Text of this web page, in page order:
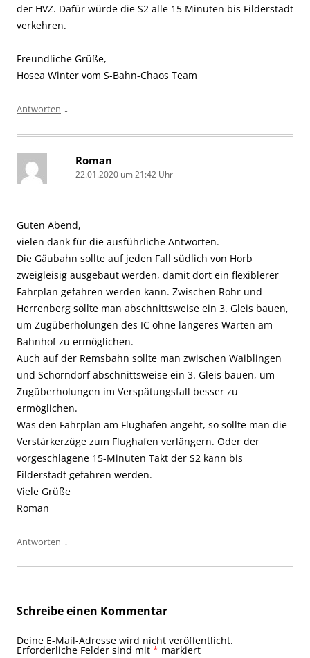
der HVZ. Dafür würde die S2 alle 15 Minuten bis Filderstadt
verkehren.
Freundliche Grüße,
Hosea Winter vom S-Bahn-Chaos Team
Antworten ↓
Roman
22.01.2020 um 21:42 Uhr
Guten Abend,
vielen dank für die ausführliche Antworten.
Die Gäubahn sollte auf jeden Fall südlich von Horb
zweigleisig ausgebaut werden, damit dort ein flexiblerer
Fahrplan gefahren werden kann. Zwischen Rohr und
Herrenberg sollte man abschnittsweise ein 3. Gleis bauen,
um Zugüberholungen des IC ohne längeres Warten am
Bahnhof zu ermöglichen.
Auch auf der Remsbahn sollte man zwischen Waiblingen
und Schorndorf abschnittsweise ein 3. Gleis bauen, um
Zugüberholungen im Verspätungsfall besser zu
ermöglichen.
Was den Fahrplan am Flughafen angeht, so sollte man die
Verstärkerzüge zum Flughafen verlängern. Oder der
vorgeschlagene 15-Minuten Takt der S2 kann bis
Filderstadt gefahren werden.
Viele Grüße
Roman
Antworten ↓
Schreibe einen Kommentar
Deine E-Mail-Adresse wird nicht veröffentlicht.
Erforderliche Felder sind mit * markiert